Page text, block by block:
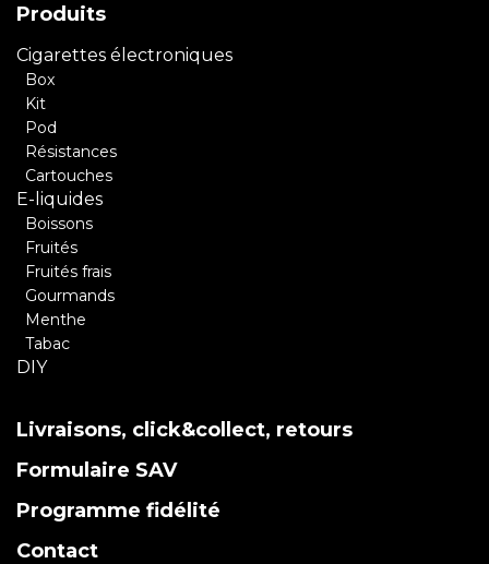
Produits
Cigarettes électroniques
Box
Kit
Pod
Résistances
Cartouches
E-liquides
Boissons
Fruités
Fruités frais
Gourmands
Menthe
Tabac
DIY
Livraisons, click&collect, retours
Formulaire SAV
Programme fidélité
Contact